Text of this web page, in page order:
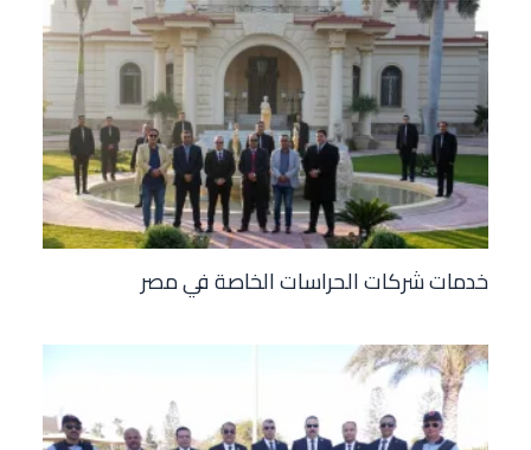
خدمات شركات الحراسات الخاصة في مصر